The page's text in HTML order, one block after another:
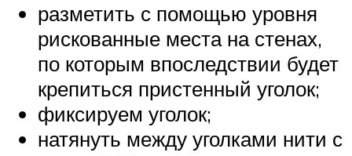
разметить с помощью уровня
рискованные места на стенах,
по которым впоследствии будет
крепиться пристенный уголок;
фиксируем уголок;
натянуть между уголками нити с